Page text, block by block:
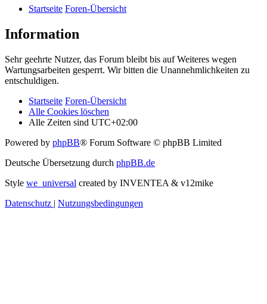
Startseite Foren-Übersicht
Information
Sehr geehrte Nutzer, das Forum bleibt bis auf Weiteres wegen
Wartungsarbeiten gesperrt. Wir bitten die Unannehmlichkeiten zu
entschuldigen.
Startseite Foren-Übersicht
Alle Cookies löschen
Alle Zeiten sind UTC+02:00
Powered by phpBB® Forum Software © phpBB Limited
Deutsche Übersetzung durch phpBB.de
Style we_universal created by INVENTEA & v12mike
Datenschutz | Nutzungsbedingungen